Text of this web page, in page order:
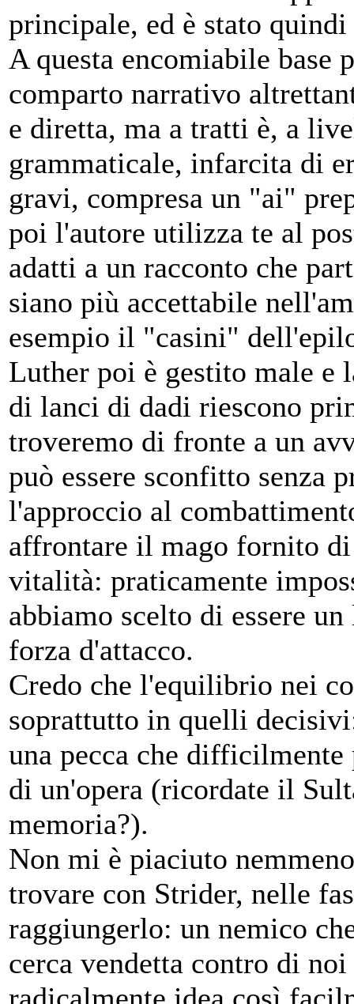
principale, ed è stato
A questa encomiabile base
comparto narrativo
e diretta, ma a tratti è, a
grammaticale, infarcita di
gravi, compresa un "ai"
poi l'autore utilizza te al
adatti a un racconto che
siano più accettabile
esempio il "casini"
Luther poi è gestito male e
di lanci di dadi riescono
troveremo di fronte a un
può essere sconfitto senza
l'approccio al
affrontare il mago fornito
vitalità: praticamente
abbiamo scelto di essere
forza d'attacco.
Credo che l'equilibrio nei
soprattutto in quelli
una pecca che
di un'opera (ricordate il
memoria?).
Non mi è piaciuto
trovare con Strider, nelle
raggiungerlo: un nemico
cerca vendetta contro di